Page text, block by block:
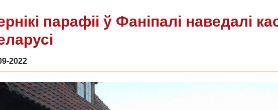
парафіі ў Фаніпалі наведалі
2022